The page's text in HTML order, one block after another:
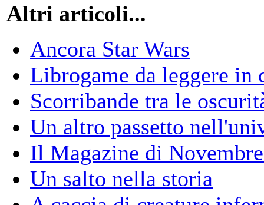
Altri articoli...
Ancora Star Wars
Librogame da leggere in
Scorribande tra le
Un altro passetto
Il Magazine di
Un salto nella storia